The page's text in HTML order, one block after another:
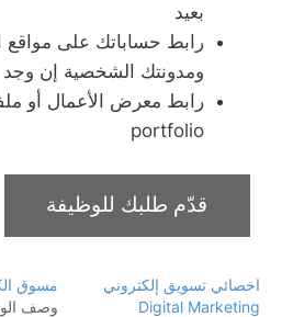
بعيد
رابط حساباتك على مواقع
ومدونتك الشخصية إن وجد
رابط معرض الأعمال أو
portfolio
اخصائي تسويق إلكتروني
Digital Marketing
مسوق
وصف